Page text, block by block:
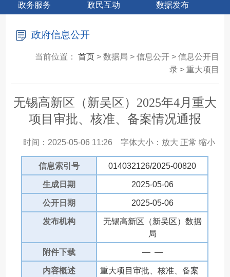
政务服务 政民互动 数据发布
政府信息公开
当前位置： 首页> 数据局 > 信息公开 > 信息公开目
录 > 重大项目
无锡高新区（新吴区）2025年4月重大
项目审批、核准、备案情况通报
时间：2025-05-06 11:26 字体大小： 放大 正常 缩小
信息索引号 014032126/2025-00820
生成日期 2025-05-06
公开日期 2025-05-06
发布机构
无锡高新区（新吴区）数据
局
附件下载 — —
内容概述
重大项目审批、核准、备案